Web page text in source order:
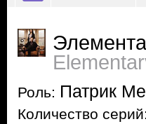
Роль: Патрик
Количество